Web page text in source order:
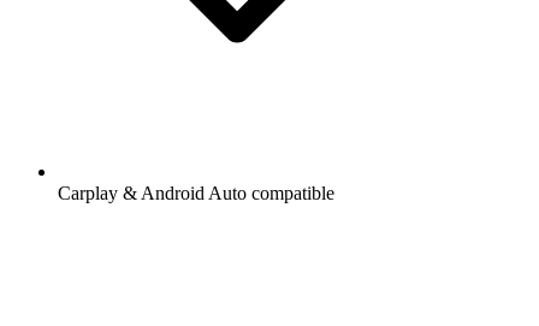
Carplay & Android Auto compatible